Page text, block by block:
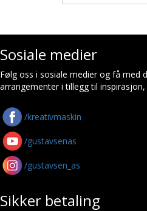
Sosiale medier
Følg oss i sosiale medier og få med
arrangementer i tillegg til
/kreativmaskin
/gustavsenas
/gustavsen_as
Sikker betaling